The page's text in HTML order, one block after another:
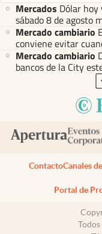
Mercados Dólar hoy
sábado 8 de agosto
Mercado cambiario
conviene evitar
Mercado cambiario
bancos de la City
ContactoCanales
Portal de